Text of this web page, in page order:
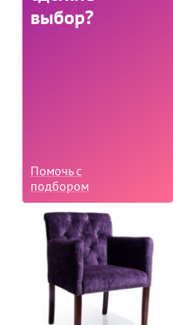
выбор?
Помочь с
подбором